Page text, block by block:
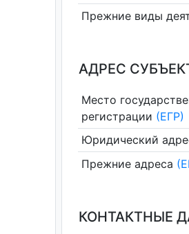
Прежние виды
АДРЕС
Место
регистрации (ЕГР)
Юридический
Прежние адреса
КОНТАКТНЫЕ